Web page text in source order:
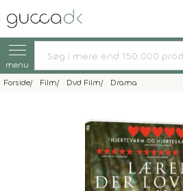
menu
Forside Film Dvd Film Drama